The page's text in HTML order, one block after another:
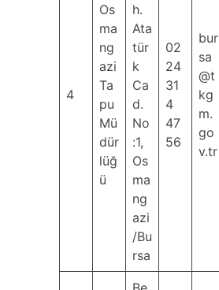
4
Os
ma
ng
azi
Ta
pu
Mü
dür
lüğ
ü
h.
Ata
tür
k
Ca
d.
No
:1,
Os
ma
ng
azi
/Bu
rsa
02
24
31
4
47
56
bur
sa
@t
kg
m.
go
v.tr